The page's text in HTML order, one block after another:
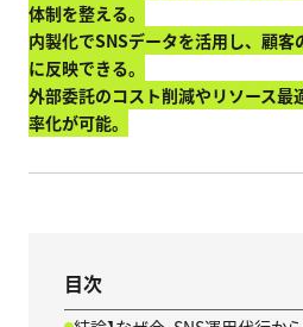
体制を整える。
内製化でSNSデータを活用し、顧
に反映できる。
外部委託のコスト削減やリソース最
率化が可能。
目次